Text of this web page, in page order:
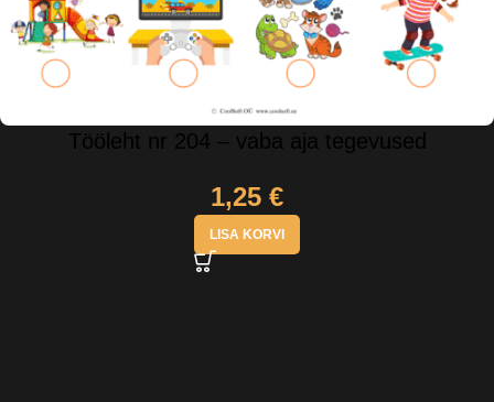
Tööleht nr 204 – vaba aja tegevused
1,25 €
LISA KORVI